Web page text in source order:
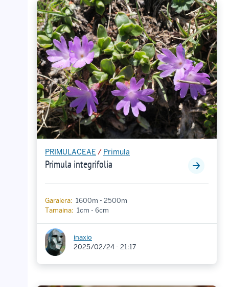
PRIMULACEAE / Primula
Primula integrifolia
Garaiera: 1600m - 2500m
Tamaina: 1cm - 6cm
inaxio
2025/02/24 - 21:17